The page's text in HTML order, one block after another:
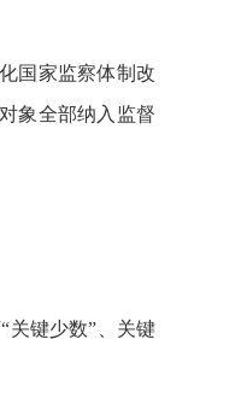
国家监察体制改
象全部纳入监督
关键少数”、关键